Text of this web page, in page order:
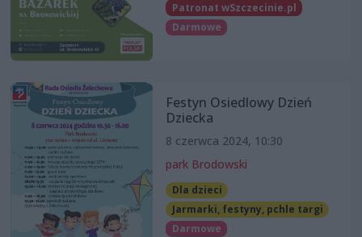
Patronat wSzczecinie.pl
Darmowe
Festyn Osiedlowy Dzień
Dziecka
8 czerwca 2024, 10:30
park Brodowski
Dla dzieci
Jarmarki, festyny, pchle targi
Darmowe